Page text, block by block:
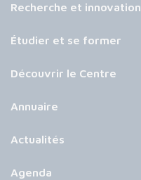
Recherche et innovation
Étudier et se former
Découvrir le Centre
Annuaire
Actualités
Agenda